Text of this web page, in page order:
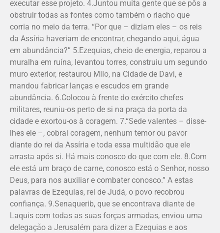
executar esse projeto. 4.Juntou muita gente que se pôs a
obstruir todas as fontes como também o riacho que
corria no meio da terra. “Por que – diziam eles – os reis
da Assíria haveriam de encontrar, chegando aqui, água
em abundância?” 5.Ezequias, cheio de energia, reparou a
muralha em ruína, levantou torres, construiu um segundo
muro exterior, restaurou Milo, na Cidade de Davi, e
mandou fabricar lanças e escudos em grande
abundância. 6.Colocou à frente do exército chefes
militares, reuniu-os perto de si na praça da porta da
cidade e exortou-os à coragem. 7.“Sede valentes – disse-
lhes ele –, cobrai coragem, nenhum temor ou pavor
diante do rei da Assíria e toda essa multidão que ele
arrasta após si. Há mais conosco do que com ele. 8.Com
ele está um braço de carne, conosco está o Senhor, nosso
Deus, para nos auxiliar e combater conosco.” A estas
palavras de Ezequias, rei de Judá, o povo recobrou
confiança. 9.Senaquerib, que se encontrava diante de
Laquis com todas as suas forças armadas, enviou uma
delegação a Jerusalém para dizer a Ezequias e aos